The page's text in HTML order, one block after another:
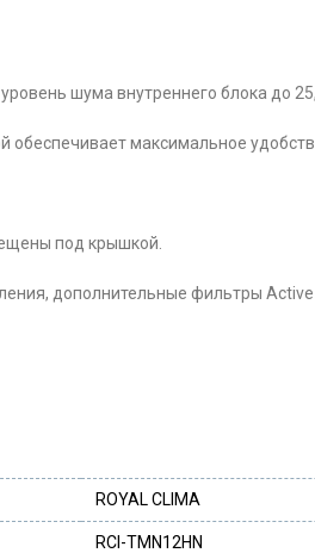
шума внутреннего блока до
обеспечивает максимальное
под крышкой.
дополнительные фильтры Active
ROYAL CLIMA
RCI-TMN12HN